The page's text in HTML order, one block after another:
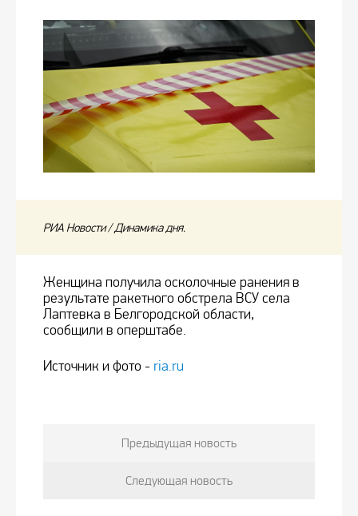
РИА Новости / Динамика дня.
Женщина получила осколочные ранения в
результате ракетного обстрела ВСУ села
Лаптевка в Белгородской области,
сообщили в оперштабе.
Источник и фото - ria.ru
Предыдущая новость
Следующая новость